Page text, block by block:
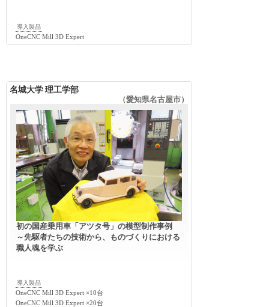
導入製品
OneCNC Mill 3D Expert
名城大学 理工学部
（愛知県名古屋市）
初の国産乗用車「アツタ号」の模型制作事例
～先駆者たちの技術から、ものづくりにおける
職人魂を学ぶ
導入製品
OneCNC Mill 3D Expert ×10台
OneCNC Mill 3D Expert ×20台